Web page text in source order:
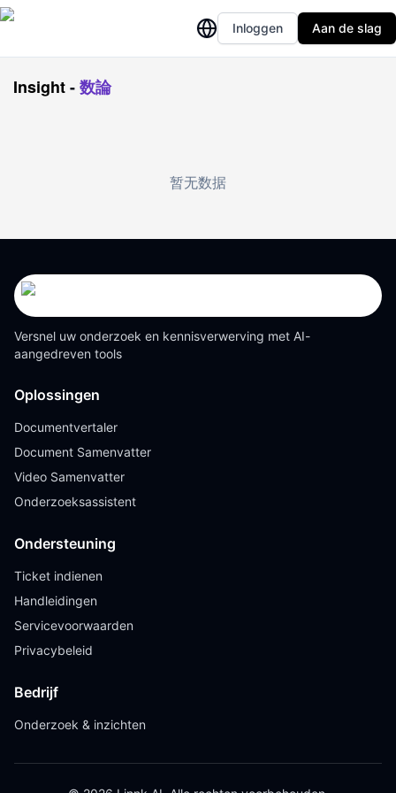
Inloggen Aan de slag
Insight-数論
暂无数据
Versnel uw onderzoek en kennisverwerving met AI-
aangedreven tools
Oplossingen
Documentvertaler
Document Samenvatter
Video Samenvatter
Onderzoeksassistent
Ondersteuning
Ticket indienen
Handleidingen
Servicevoorwaarden
Privacybeleid
Bedrijf
Onderzoek & inzichten